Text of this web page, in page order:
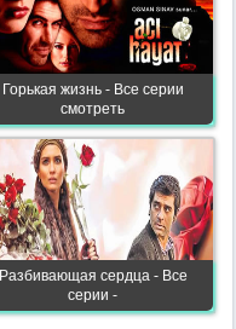
Горькая жизнь - Все серии
смотреть
Разбивающая сердца - Все
серии -